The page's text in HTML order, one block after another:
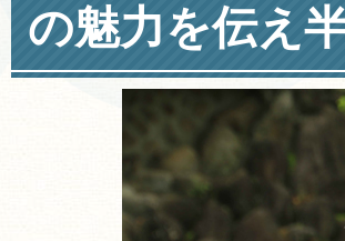
の魅力を伝え半